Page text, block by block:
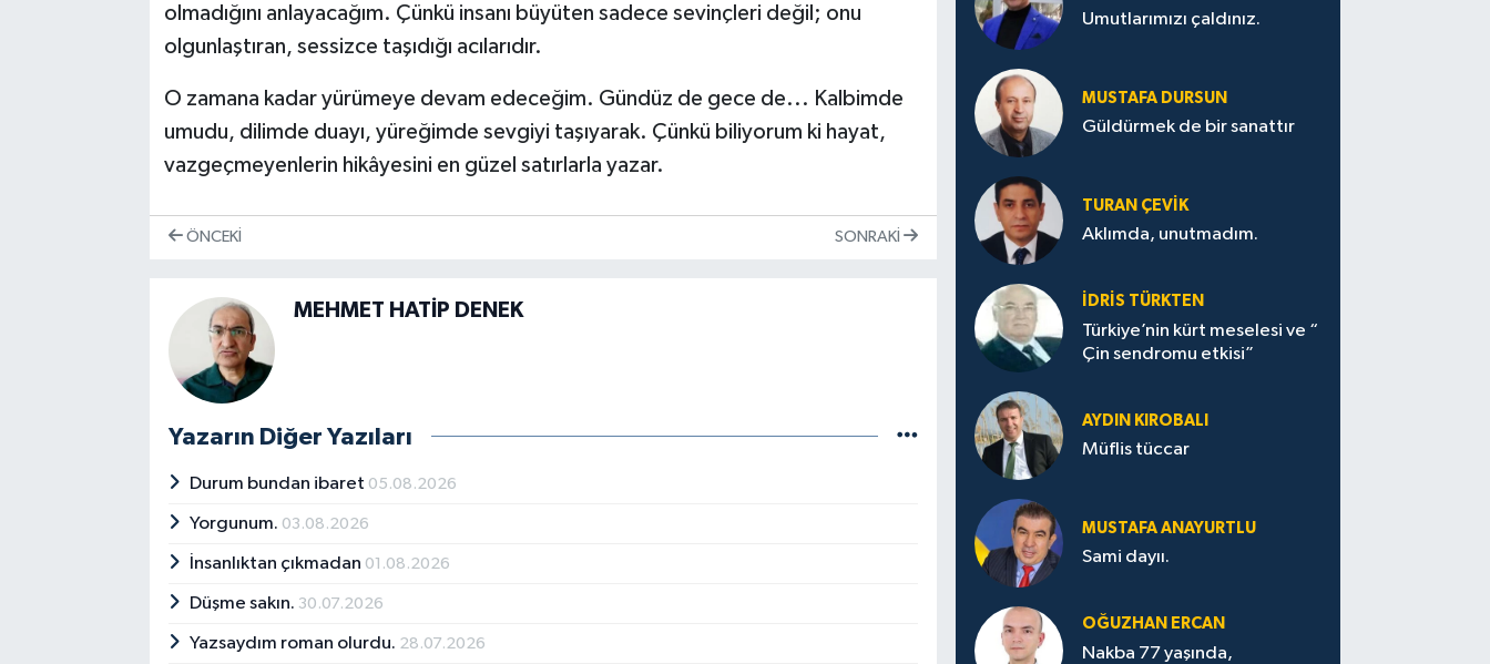
olmadığını anlayacağım. Çünkü insanı büyüten sadece sevinçleri değil; onu
olgunlaştıran, sessizce taşıdığı acılarıdır.
O zamana kadar yürümeye devam edeceğim. Gündüz de gece de... Kalbimde
umudu, dilimde duayı, yüreğimde sevgiyi taşıyarak. Çünkü biliyorum ki hayat,
vazgeçmeyenlerin hikâyesini en güzel satırlarla yazar.
ÖNCEKI SONRAKI
MEHMET HATİP DENEK
Yazarın Diğer Yazıları
Durum bundan ibaret 05.08.2026
Yorgunum. 03.08.2026
İnsanlıktan çıkmadan 01.08.2026
Düşme sakın. 30.07.2026
Yazsaydım roman olurdu. 28.07.2026
Umutlarımızı çaldınız.
MUSTAFA DURSUN
Güldürmek de bir sanattır
TURAN ÇEVİK
Aklımda, unutmadım.
İDRİS TÜRKTEN
Türkiye’nin kürt meselesi ve “
Çin sendromu etkisi”
AYDIN KIROBALI
Müflis tüccar
MUSTAFA ANAYURTLU
Sami dayıı.
OĞUZHAN ERCAN
Nakba 77 yaşında,